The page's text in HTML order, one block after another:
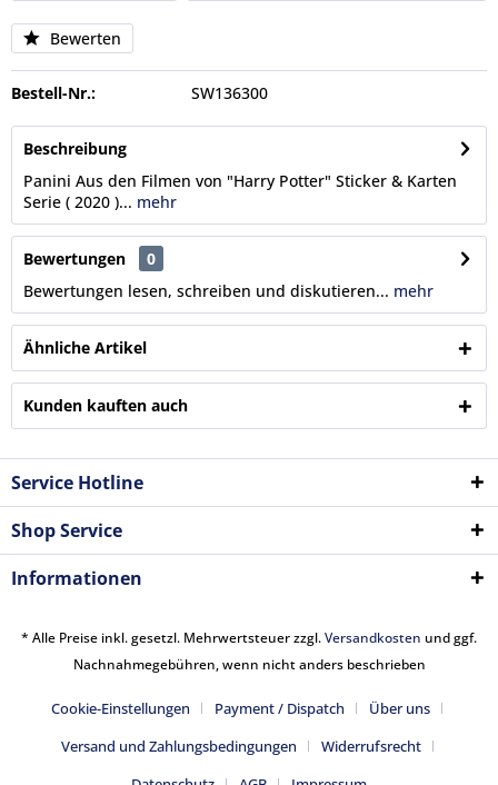
Bewerten
Bestell-Nr.: SW136300
Beschreibung
Panini Aus den Filmen von "Harry Potter" Sticker & Karten
Serie ( 2020 )... mehr
Bewertungen
0
Bewertungen lesen, schreiben und diskutieren... mehr
Ähnliche Artikel
Kunden kauften auch
Service Hotline
Shop Service
Informationen
* Alle Preise inkl. gesetzl. Mehrwertsteuer zzgl.Versandkosten und ggf.
Nachnahmegebühren, wenn nicht anders beschrieben
Cookie-Einstellungen Payment / Dispatch
Über uns
Versand und Zahlungsbedingungen
Widerrufsrecht